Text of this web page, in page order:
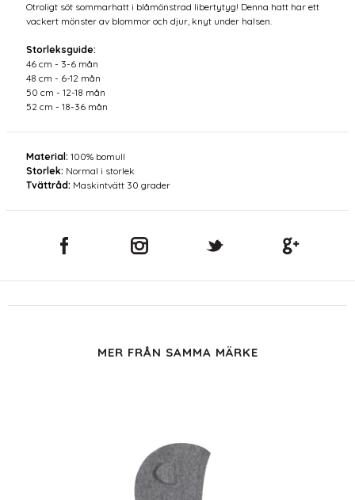
Otroligt söt sommarhatt i blåmönstrad libertytyg! Denna hatt har ett
vackert mönster av blommor och djur, knyt under halsen.
Storleksguide:
46 cm - 3-6 mån
48 cm - 6-12 mån
50 cm - 12-18 mån
52 cm - 18-36 mån
Material: 100% bomull
Storlek: Normal i storlek
Tvättråd: Maskintvätt 30 grader
MER FRÅN SAMMA MÄRKE